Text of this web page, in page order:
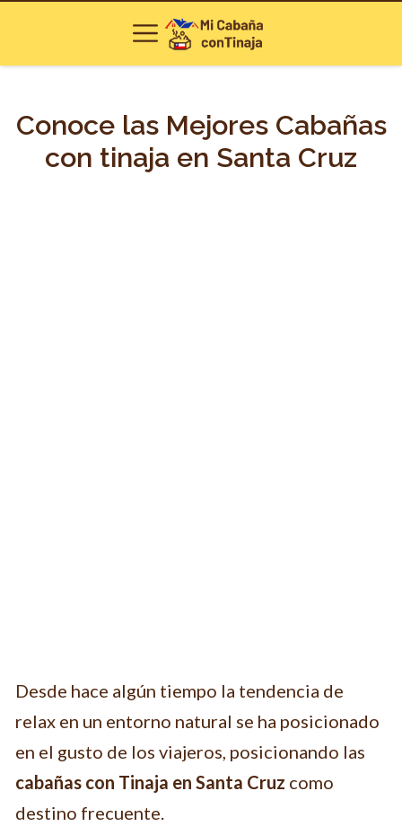
Conoce las Mejores Cabañas
con tinaja en Santa Cruz
Desde hace algún tiempo la tendencia de
relax en un entorno natural se ha posicionado
en el gusto de los viajeros, posicionando las
cabañas con Tinaja en Santa Cruz como
destino frecuente.